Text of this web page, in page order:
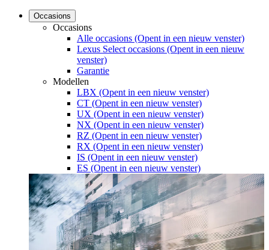
Occasions
Occasions
Alle occasions (Opent in een nieuw venster)
Lexus Select occasions (Opent in een nieuw
venster)
Garantie
Modellen
LBX (Opent in een nieuw venster)
CT (Opent in een nieuw venster)
UX (Opent in een nieuw venster)
NX (Opent in een nieuw venster)
RZ (Opent in een nieuw venster)
RX (Opent in een nieuw venster)
IS (Opent in een nieuw venster)
ES (Opent in een nieuw venster)